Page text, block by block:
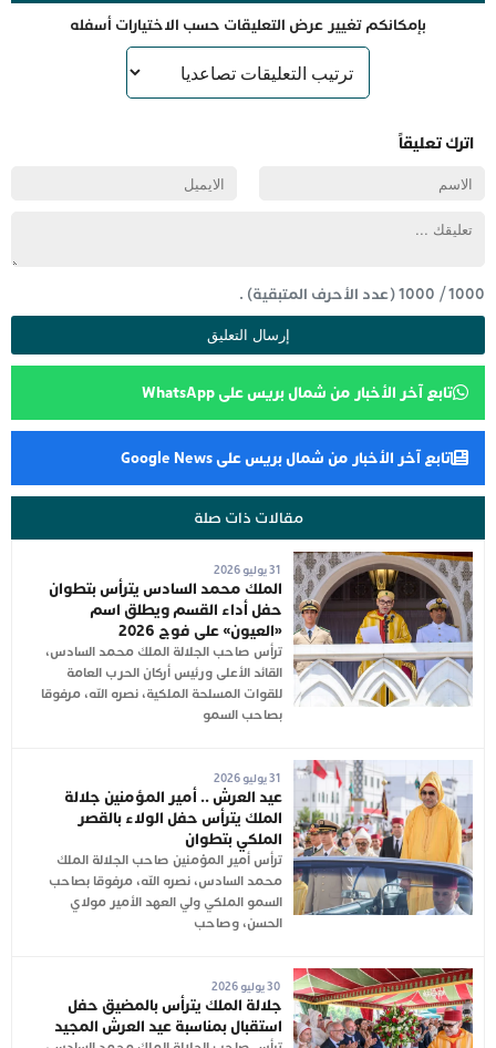
بإمكانكم تغيير عرض التعليقات حسب الاختيارات أسفله
اترك تعليقاً
1000
/
1000(عدد الأحرف المتبقية) .
تابع آخر الأخبار من شمال بريس على WhatsApp
تابع آخر الأخبار من شمال بريس على Google News
مقالات ذات صلة
31 يوليو 2026
الملك محمد السادس يترأس بتطوان
حفل أداء القسم ويطلق اسم
«العيون» على فوج 2026
ترأس صاحب الجلالة الملك محمد السادس،
القائد الأعلى ورئيس أركان الحرب العامة
للقوات المسلحة الملكية، نصره الله، مرفوقا
بصاحب السمو
31 يوليو 2026
عيد العرش .. أمير المؤمنين جلالة
الملك يترأس حفل الولاء بالقصر
الملكي بتطوان
ترأس أمير المؤمنين صاحب الجلالة الملك
محمد السادس، نصره الله، مرفوقا بصاحب
السمو الملكي ولي العهد الأمير مولاي
الحسن، وصاحب
30 يوليو 2026
جلالة الملك يترأس بالمضيق حفل
استقبال بمناسبة عيد العرش المجيد